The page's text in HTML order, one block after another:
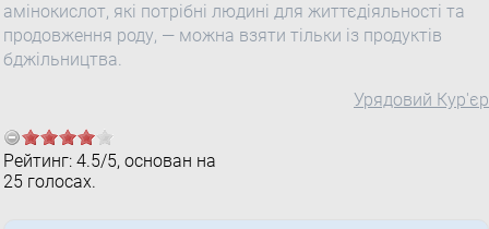
амінокислот, які потрібні людині для життєдіяльності та
продовження роду, — можна взяти тільки із продуктів
бджільництва.
Урядовий Кур'єр
Рейтинг: 4.5/5, основан на
25 голосах.